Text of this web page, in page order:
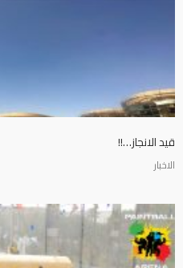
قيد الانجاز…!!
الاخبار